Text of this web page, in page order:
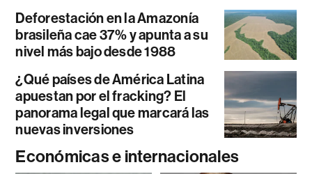
Deforestación en la Amazonía
brasileña cae 37% y apunta a su
nivel más bajo desde 1988
¿Qué países de América Latina
apuestan por el fracking? El
panorama legal que marcará las
nuevas inversiones
Económicas e internacionales